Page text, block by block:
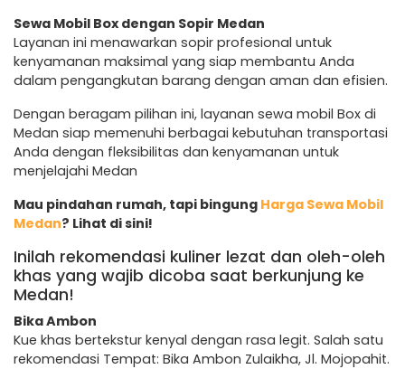
Sewa Mobil Box dengan Sopir Medan
Layanan ini menawarkan sopir profesional untuk
kenyamanan maksimal yang siap membantu Anda
dalam pengangkutan barang dengan aman dan efisien.
Dengan beragam pilihan ini, layanan sewa mobil Box di
Medan siap memenuhi berbagai kebutuhan transportasi
Anda dengan fleksibilitas dan kenyamanan untuk
menjelajahi Medan
Mau pindahan rumah, tapi bingung Harga Sewa Mobil
Medan? Lihat di sini!
Inilah rekomendasi kuliner lezat dan oleh-oleh
khas yang wajib dicoba saat berkunjung ke
Medan!
Bika Ambon
Kue khas bertekstur kenyal dengan rasa legit. Salah satu
rekomendasi Tempat: Bika Ambon Zulaikha, Jl. Mojopahit.